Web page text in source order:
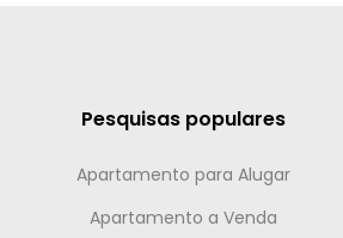
Pesquisas populares
Apartamento para Alugar
Apartamento a Venda